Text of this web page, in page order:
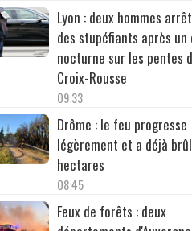
Lyon : deux hommes
des stupéfiants après
nocturne sur les pentes
Croix-Rousse
09:33
Drôme : le feu progresse
légèrement et a déjà
hectares
08:45
Feux de forêts : deux